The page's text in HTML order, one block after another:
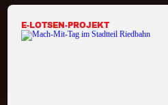
E-LOTSEN-PROJEKT